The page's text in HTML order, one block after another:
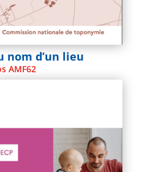
nom d’un lieu
AMF62